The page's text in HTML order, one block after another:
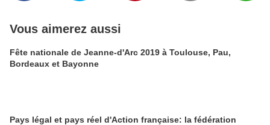
Vous aimerez aussi
Fête nationale de Jeanne-d'Arc 2019 à Toulouse, Pau,
Bordeaux et Bayonne
Pays légal et pays réel d'Action française: la fédération